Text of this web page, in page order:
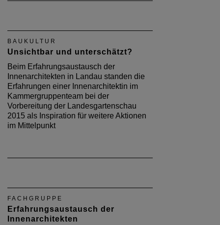
BAUKULTUR
Unsichtbar und unterschätzt?
Beim Erfahrungsaustausch der
Innenarchitekten in Landau standen die
Erfahrungen einer Innenarchitektin im
Kammergruppenteam bei der
Vorbereitung der Landesgartenschau
2015 als Inspiration für weitere Aktionen
im Mittelpunkt
FACHGRUPPE
Erfahrungsaustausch der
Innenarchitekten